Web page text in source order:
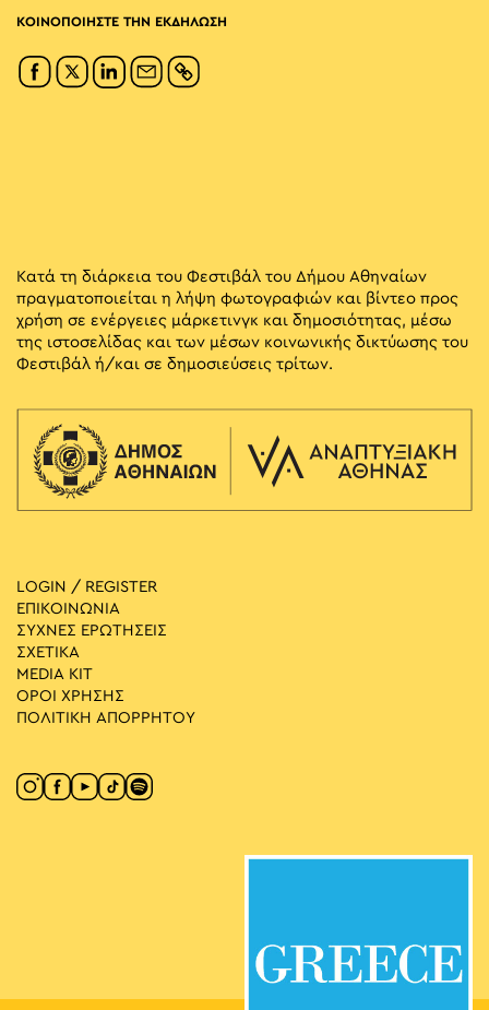
ΚΟΙΝΟΠΟΙΗΣΤΕ ΤΗΝ ΕΚΔΗΛΩΣΗ
Κατά τη διάρκεια του Φεστιβάλ του Δήμου Αθηναίων
πραγματοποιείται η λήψη φωτογραφιών και βίντεο προς
χρήση σε ενέργειες μάρκετινγκ και δημοσιότητας, μέσω
της ιστοσελίδας και των μέσων κοινωνικής δικτύωσης του
Φεστιβάλ ή/και σε δημοσιεύσεις τρίτων.
LOGIN / REGISTER
ΕΠΙΚΟΙΝΩΝΙΑ
ΣΥΧΝΕΣ ΕΡΩΤΗΣΕΙΣ
ΣΧΕΤΙΚΑ
MEDIA ΚIT
ΟΡΟΙ ΧΡΗΣΗΣ
ΠΟΛΙΤΙΚΗ ΑΠΟΡΡΗΤΟΥ